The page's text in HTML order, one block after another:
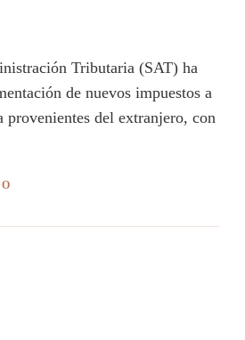
Tributaria (SAT) ha
de nuevos impuestos a
provenientes del extranjero, con